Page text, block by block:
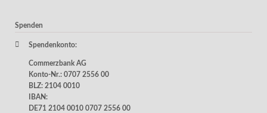
Spenden
Spendenkonto:
Commerzbank AG
Konto-Nr.: 0707 2556 00
BLZ: 2104 0010
IBAN:
DE71 2104 0010 0707 2556 00